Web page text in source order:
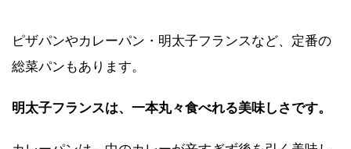
ピザパンやカレーパン・明太子フランスなど、定番の
総菜パンもあります。
明太子フランスは、一本丸々食べれる美味しさです。